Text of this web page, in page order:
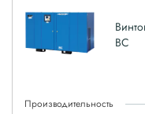
ВС
Производительность